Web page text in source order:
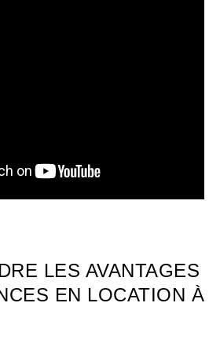
LES AVANTAGES
EN LOCATION À